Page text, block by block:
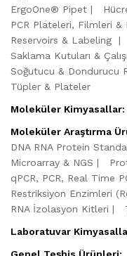
ErgoOne® Pipet
PCR Plateleri, Filmleri &
Reservoirs & Labeling
Saklama Kutuları &
Soğutucu & Dondurucu
Tüpler & Plateler
Moleküler Kimyasallar:
Moleküler Araştırma
DNA RNA Protein
Microarray & NGS
qPCR, PCR, Real Time
Restriksiyon Enzimleri
RNA İzolasyon Kitleri
Laboratuvar